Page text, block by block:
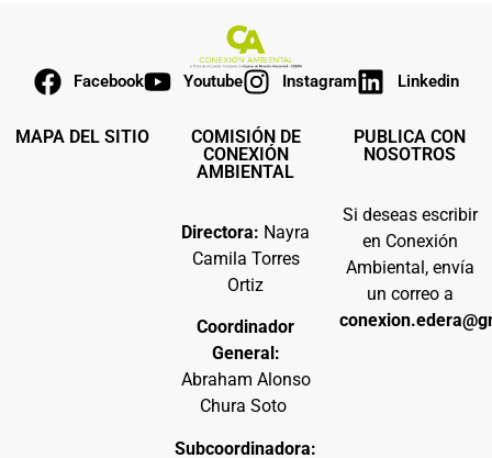
Facebook Youtube Instagram Linkedin
MAPA DEL SITIO
COMISIÓN DE
CONEXIÓN
AMBIENTAL
Directora: Nayra
Camila Torres
Ortiz
Coordinador
General:
Abraham Alonso
Chura Soto
Subcoordinadora:
PUBLICA CON
NOSOTROS
Si deseas escribir
en Conexión
Ambiental, envía
un correo a